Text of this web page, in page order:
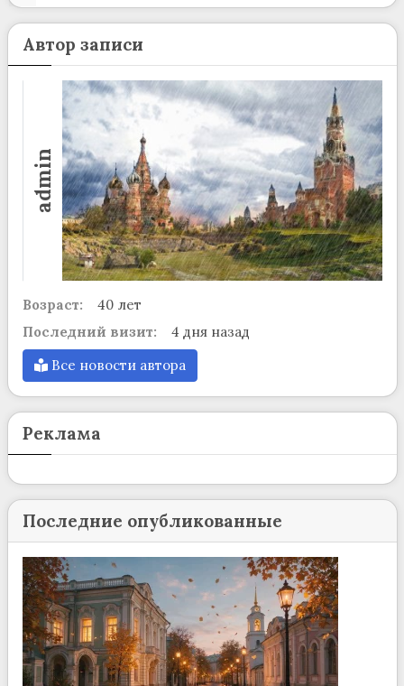
Автор записи
admin
Возраст:
40 лет
Последний визит:
4 дня назад
Все новости автора
Реклама
Последние опубликованные